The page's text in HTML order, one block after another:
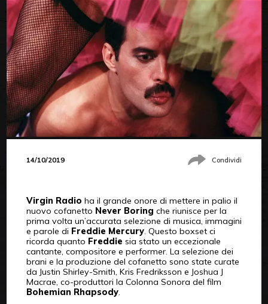
14/10/2019 Condividi
Virgin Radio ha il grande onore di mettere in palio il
nuovo cofanetto Never Boring che riunisce per la
prima volta un’accurata selezione di musica, immagini
e parole di Freddie Mercury. Questo boxset ci
ricorda quanto Freddie sia stato un eccezionale
cantante, compositore e performer. La selezione dei
brani e la produzione del cofanetto sono state curate
da Justin Shirley-Smith, Kris Fredriksson e Joshua J
Macrae, co-produttori la Colonna Sonora del film
Bohemian Rhapsody.